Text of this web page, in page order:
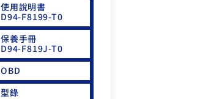
使用說明書
D94-F8199-T0
保養手冊
D94-F819J-T0
OBD
型錄